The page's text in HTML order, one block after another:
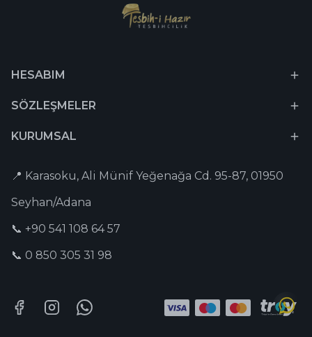
HESABIM
SÖZLEŞMELER
KURUMSAL
📍 Karasoku, Ali Münif Yeğenağa Cd. 95-87, 01950
Seyhan/Adana
📞 +90 541 108 64 57
📞 0 850 305 31 98